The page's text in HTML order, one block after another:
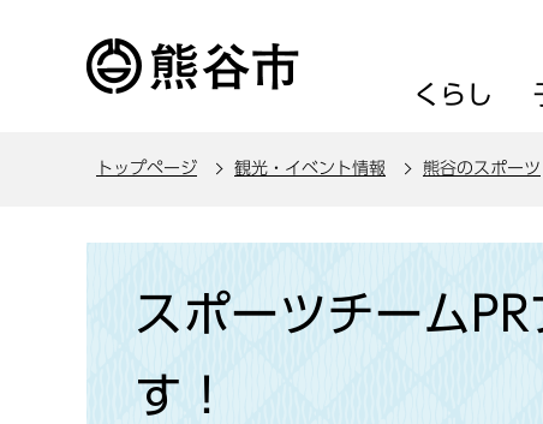
くらし
トップページ 観光・イベント情報 熊谷のスポーツ
スポーツチーム
す！